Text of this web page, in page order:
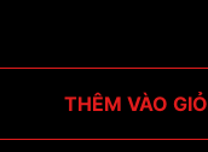
THÊM VÀO GIỎ